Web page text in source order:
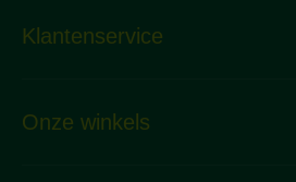
Klantenservice
Onze winkels